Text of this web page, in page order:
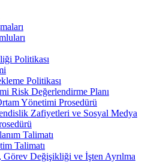
Politikası
Politikası
Risk Değerlendirme Planı
Yönetimi Prosedürü
Zafiyetleri ve Sosyal Medya
Talimatı
Talimatı
Görev Değişikliği ve İşten Ayrılma